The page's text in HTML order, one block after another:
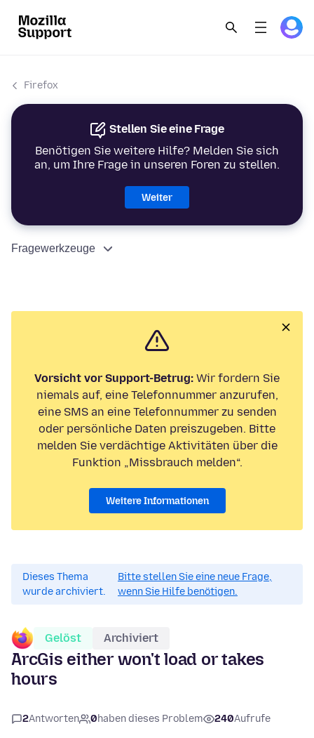
Firefox
Stellen Sie eine Frage
Benötigen Sie weitere Hilfe? Melden Sie sich
an, um Ihre Frage in unseren Foren zu stellen.
Weiter
Fragewerkzeuge
Vorsicht vor Support-Betrug: Wir fordern Sie
niemals auf, eine Telefonnummer anzurufen,
eine SMS an eine Telefonnummer zu senden
oder persönliche Daten preiszugeben. Bitte
melden Sie verdächtige Aktivitäten über die
Funktion „Missbrauch melden“.
Weitere Informationen
Dieses Thema
wurde archiviert.
Bitte stellen Sie eine neue Frage,
wenn Sie Hilfe benötigen.
Gelöst Archiviert
ArcGis either won't load or takes
hours
2Antworten 0haben dieses Problem 240Aufrufe